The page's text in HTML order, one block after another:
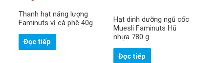
Thanh hạt năng lượng
Faminuts vị cà phê 40g
Đọc tiếp
Hạt dinh dưỡng ngũ cốc
Muesli Faminuts Hũ
nhựa 780 g
Đọc tiếp